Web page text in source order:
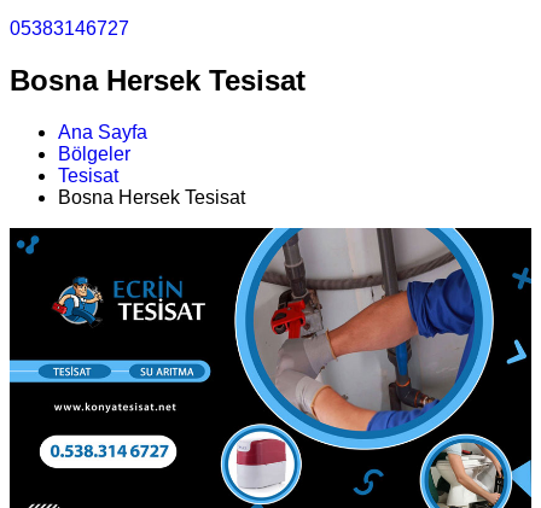
05383146727
Bosna Hersek Tesisat
Ana Sayfa
Bölgeler
Tesisat
Bosna Hersek Tesisat